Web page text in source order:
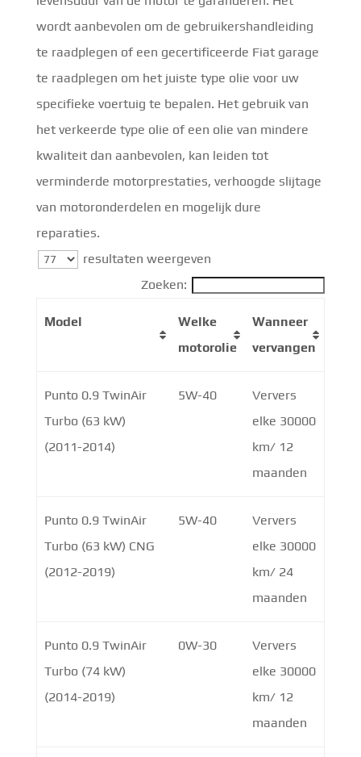
wordt aanbevolen om de gebruikershandleiding
te raadplegen of een gecertificeerde Fiat garage
te raadplegen om het juiste type olie voor uw
specifieke voertuig te bepalen. Het gebruik van
het verkeerde type olie of een olie van mindere
kwaliteit dan aanbevolen, kan leiden tot
verminderde motorprestaties, verhoogde slijtage
van motoronderdelen en mogelijk dure
reparaties.
resultaten weergeven
Zoeken:
Model
Welke
motorolie
Wanneer
vervangen
Punto 0.9 TwinAir
Turbo (63 kW)
(2011-2014)
5W-40
Ververs
elke 30000
km/ 12
maanden
Punto 0.9 TwinAir
Turbo (63 kW) CNG
(2012-2019)
5W-40
Ververs
elke 30000
km/ 24
maanden
Punto 0.9 TwinAir
Turbo (74 kW)
(2014-2019)
0W-30
Ververs
elke 30000
km/ 12
maanden